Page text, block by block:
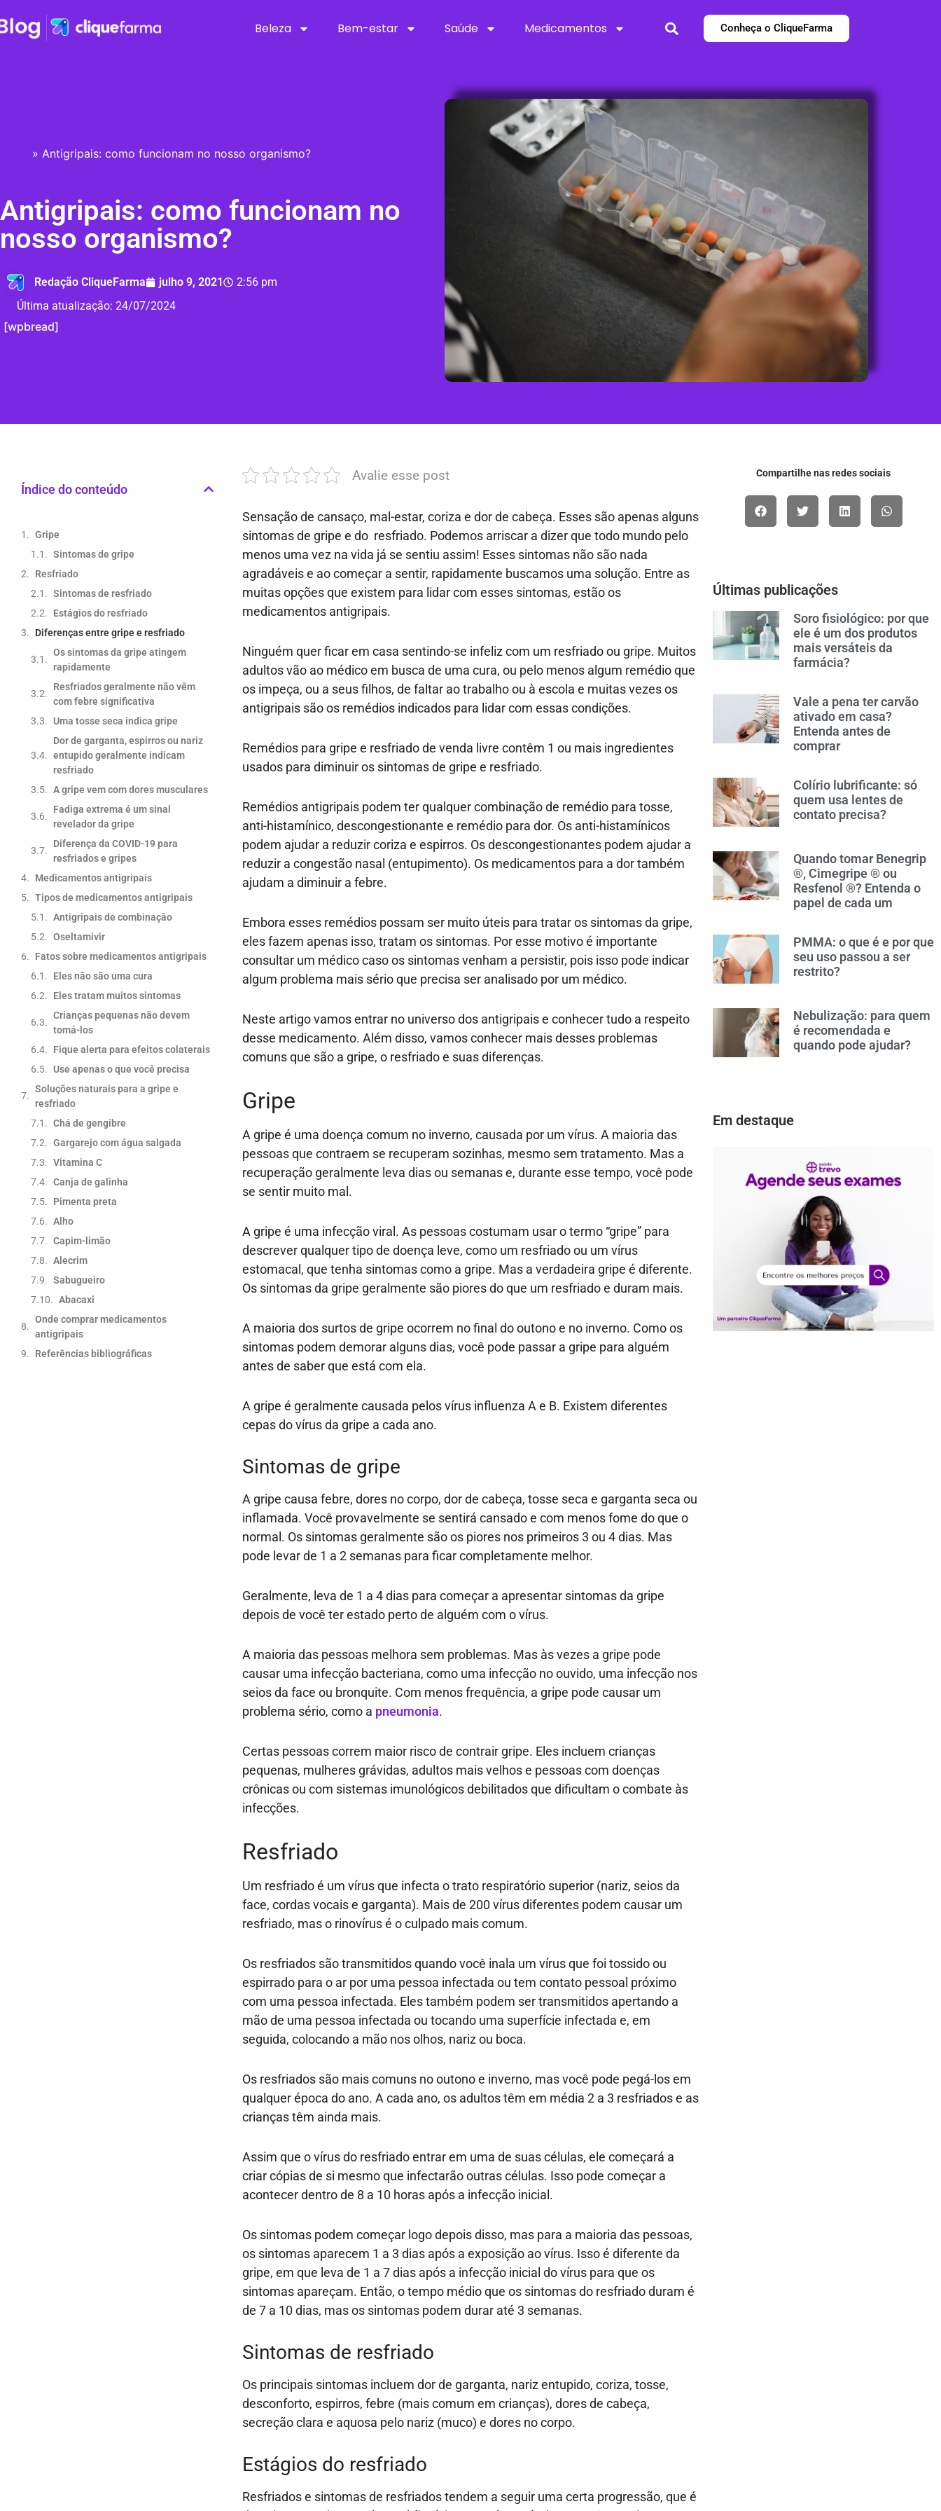
Beleza Bem-estar Saúde Medicamentos Conheça o CliqueFarma
» Antigripais: como funcionam no nosso organismo?
Antigripais: como funcionam no
nosso organismo?
Redação CliqueFarma julho 9, 2021
2:56 pm
Última atualização: 24/07/2024
[wpbread]
Índice do conteúdo
Gripe
Sintomas de gripe
Resfriado
Sintomas de resfriado
Estágios do resfriado
Diferenças entre gripe e resfriado
Os sintomas da gripe atingem
rapidamente
Resfriados geralmente não vêm
com febre significativa
Uma tosse seca indica gripe
Dor de garganta, espirros ou nariz
entupido geralmente indicam
resfriado
A gripe vem com dores musculares
Fadiga extrema é um sinal
revelador da gripe
Diferença da COVID-19 para
resfriados e gripes
Medicamentos antigripais
Tipos de medicamentos antigripais
Antigripais de combinação
Oseltamivir
Fatos sobre medicamentos antigripais
Eles não são uma cura
Eles tratam muitos sintomas
Crianças pequenas não devem
tomá-los
Fique alerta para efeitos colaterais
Use apenas o que você precisa
Soluções naturais para a gripe e
resfriado
Chá de gengibre
Gargarejo com água salgada
Vitamina C
Canja de galinha
Pimenta preta
Alho
Capim-limão
Alecrim
Sabugueiro
Abacaxi
Onde comprar medicamentos
antigripais
Referências bibliográficas
Avalie esse post
Sensação de cansaço, mal-estar, coriza e dor de cabeça. Esses são apenas alguns
sintomas de gripe e do resfriado. Podemos arriscar a dizer que todo mundo pelo
menos uma vez na vida já se sentiu assim! Esses sintomas não são nada
agradáveis e ao começar a sentir, rapidamente buscamos uma solução. Entre as
muitas opções que existem para lidar com esses sintomas, estão os
medicamentos antigripais.
Ninguém quer ficar em casa sentindo-se infeliz com um resfriado ou gripe. Muitos
adultos vão ao médico em busca de uma cura, ou pelo menos algum remédio que
os impeça, ou a seus filhos, de faltar ao trabalho ou à escola e muitas vezes os
antigripais são os remédios indicados para lidar com essas condições.
Remédios para gripe e resfriado de venda livre contêm 1 ou mais ingredientes
usados ​​para diminuir os sintomas de gripe e resfriado.
Remédios antigripais podem ter qualquer combinação de remédio para tosse,
anti-histamínico, descongestionante e remédio para dor. Os anti-histamínicos
podem ajudar a reduzir coriza e espirros. Os descongestionantes podem ajudar a
reduzir a congestão nasal (entupimento). Os medicamentos para a dor também
ajudam a diminuir a febre.
Embora esses remédios possam ser muito úteis para tratar os sintomas da gripe,
eles fazem apenas isso, tratam os sintomas. Por esse motivo é importante
consultar um médico caso os sintomas venham a persistir, pois isso pode indicar
algum problema mais sério que precisa ser analisado por um médico.
Neste artigo vamos entrar no universo dos antigripais e conhecer tudo a respeito
desse medicamento. Além disso, vamos conhecer mais desses problemas
comuns que são a gripe, o resfriado e suas diferenças.
Gripe
A gripe é uma doença comum no inverno, causada por um vírus. A maioria das
pessoas que contraem se recuperam sozinhas, mesmo sem tratamento. Mas a
recuperação geralmente leva dias ou semanas e, durante esse tempo, você pode
se sentir muito mal.
A gripe é uma infecção viral. As pessoas costumam usar o termo “gripe” para
descrever qualquer tipo de doença leve, como um resfriado ou um vírus
estomacal, que tenha sintomas como a gripe. Mas a verdadeira gripe é diferente.
Os sintomas da gripe geralmente são piores do que um resfriado e duram mais.
A maioria dos surtos de gripe ocorrem no final do outono e no inverno. Como os
sintomas podem demorar alguns dias, você pode passar a gripe para alguém
antes de saber que está com ela.
A gripe é geralmente causada pelos vírus influenza A e B. Existem diferentes
cepas do vírus da gripe a cada ano.
Sintomas de gripe
A gripe causa febre, dores no corpo, dor de cabeça, tosse seca e garganta seca ou
inflamada. Você provavelmente se sentirá cansado e com menos fome do que o
normal. Os sintomas geralmente são os piores nos primeiros 3 ou 4 dias. Mas
pode levar de 1 a 2 semanas para ficar completamente melhor.
Geralmente, leva de 1 a 4 dias para começar a apresentar sintomas da gripe
depois de você ter estado perto de alguém com o vírus.
A maioria das pessoas melhora sem problemas. Mas às vezes a gripe pode
causar uma infecção bacteriana, como uma infecção no ouvido, uma infecção nos
seios da face ou bronquite. Com menos frequência, a gripe pode causar um
problema sério, como a pneumonia.
Certas pessoas correm maior risco de contrair gripe. Eles incluem crianças
pequenas, mulheres grávidas, adultos mais velhos e pessoas com doenças
crônicas ou com sistemas imunológicos debilitados que dificultam o combate às
infecções.
Resfriado
Um resfriado é um vírus que infecta o trato respiratório superior (nariz, seios da
face, cordas vocais e garganta). Mais de 200 vírus diferentes podem causar um
resfriado, mas o rinovírus é o culpado mais comum.
Os resfriados são transmitidos quando você inala um vírus que foi tossido ou
espirrado para o ar por uma pessoa infectada ou tem contato pessoal próximo
com uma pessoa infectada. Eles também podem ser transmitidos apertando a
mão de uma pessoa infectada ou tocando uma superfície infectada e, em
seguida, colocando a mão nos olhos, nariz ou boca.
Os resfriados são mais comuns no outono e inverno, mas você pode pegá-los em
qualquer época do ano. A cada ano, os adultos têm em média 2 a 3 resfriados e as
crianças têm ainda mais.
Assim que o vírus do resfriado entrar em uma de suas células, ele começará a
criar cópias de si mesmo que infectarão outras células. Isso pode começar a
acontecer dentro de 8 a 10 horas após a infecção inicial.
Os sintomas podem começar logo depois disso, mas para a maioria das pessoas,
os sintomas aparecem 1 a 3 dias após a exposição ao vírus. Isso é diferente da
gripe, em que leva de 1 a 7 dias após a infecção inicial do vírus para que os
sintomas apareçam. Então, o tempo médio que os sintomas do resfriado duram é
de 7 a 10 dias, mas os sintomas podem durar até 3 semanas.
Sintomas de resfriado
Os principais sintomas incluem dor de garganta, nariz entupido, coriza, tosse,
desconforto, espirros, febre (mais comum em crianças), dores de cabeça,
secreção clara e aquosa pelo nariz (muco) e dores no corpo.
Estágios do resfriado
Resfriados e sintomas de resfriados tendem a seguir uma certa progressão, que é
Compartilhe nas redes sociais
Últimas publicações
Soro fisiológico: por que
ele é um dos produtos
mais versáteis da
farmácia?
Vale a pena ter carvão
ativado em casa?
Entenda antes de
comprar
Colírio lubrificante: só
quem usa lentes de
contato precisa?
Quando tomar Benegrip
®, Cimegripe ® ou
Resfenol ®? Entenda o
papel de cada um
PMMA: o que é e por que
seu uso passou a ser
restrito?
Nebulização: para quem
é recomendada e
quando pode ajudar?
Em destaque